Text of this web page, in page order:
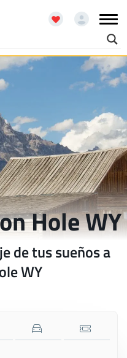
Hole WY
de tus sueños a
WY